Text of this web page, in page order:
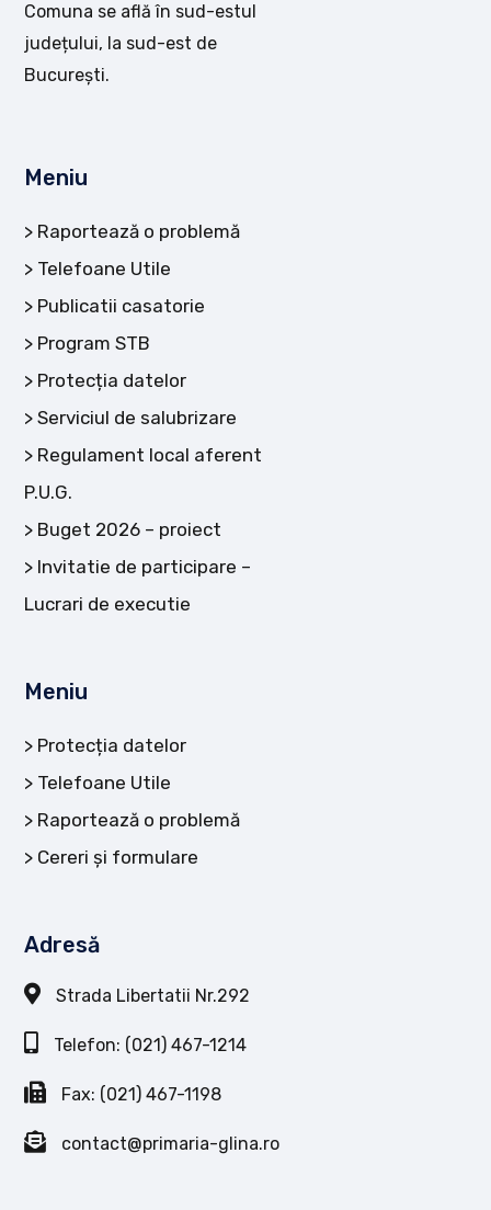
Comuna se află în sud-estul
județului, la sud-est de
București.
Meniu
Raportează o problemă
Telefoane Utile
Publicatii casatorie
Program STB
Protecția datelor
Serviciul de salubrizare
Regulament local aferent
P.U.G.
Buget 2026 – proiect
Invitatie de participare –
Lucrari de executie
Meniu
Protecția datelor
Telefoane Utile
Raportează o problemă
Cereri și formulare
Adresă
Strada Libertatii Nr.292
Telefon: (021) 467-1214
Fax: (021) 467-1198
contact@primaria-glina.ro